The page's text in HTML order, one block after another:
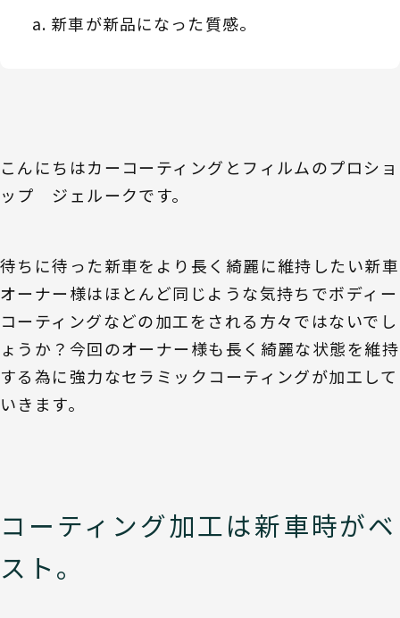
新車が新品になった質感。
こんにちはカーコーティングとフィルムのプロショ
ップ ジェルークです。
待ちに待った新車をより長く綺麗に維持したい新車
オーナー様はほとんど同じような気持ちでボディー
コーティングなどの加工をされる方々ではないでし
ょうか？今回のオーナー様も長く綺麗な状態を維持
する為に強力なセラミックコーティングが加工して
いきます。
コーティング加工は新車時がベ
スト。